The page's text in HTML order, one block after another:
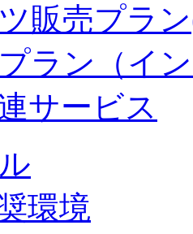
販売プラ
ラン（イ
サービス
環境